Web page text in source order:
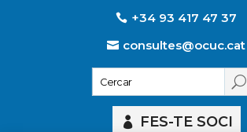
+34 93 417 47 37
consultes@ocuc.cat
FES-TE SOCI